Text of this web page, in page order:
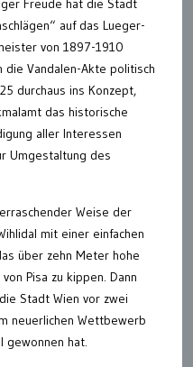
Freude hat die Stadt
auf das Lueger-
von 1897-1910
Vandalen-Akte politisch
durchaus ins Konzept,
das historische
aller Interessen
Umgestaltung des
Weise der
mit einer einfachen
über zehn Meter hohe
Pisa zu kippen. Dann
Stadt Wien vor zwei
neuerlichen Wettbewerb
gewonnen hat.